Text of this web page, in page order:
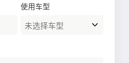
使用车型